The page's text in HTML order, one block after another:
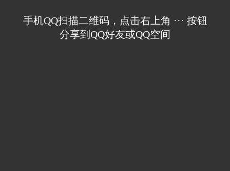
手机QQ扫描二维码，点击右上角 ··· 按钮
分享到QQ好友或QQ空间